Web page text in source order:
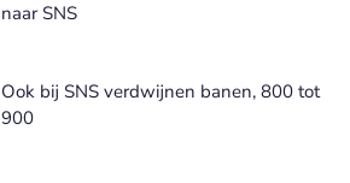
naar SNS
Ook bij SNS verdwijnen banen, 800 tot
900